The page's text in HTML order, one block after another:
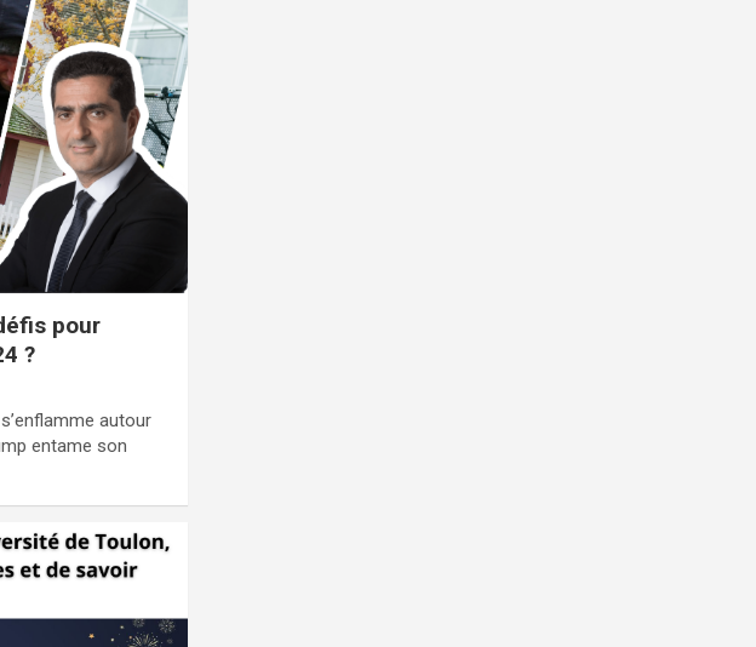
pour
?
autour
entame son